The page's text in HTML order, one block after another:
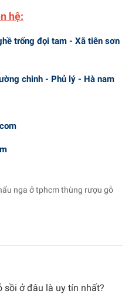
hệ:
trống đọi tam - Xã tiên sơn
chinh - Phủ lý - Hà nam
nga ở tphcmthùng rượu gỗ
sồi ở đâu là uy tín nhất?